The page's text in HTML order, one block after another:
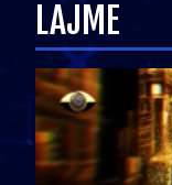
LAJME